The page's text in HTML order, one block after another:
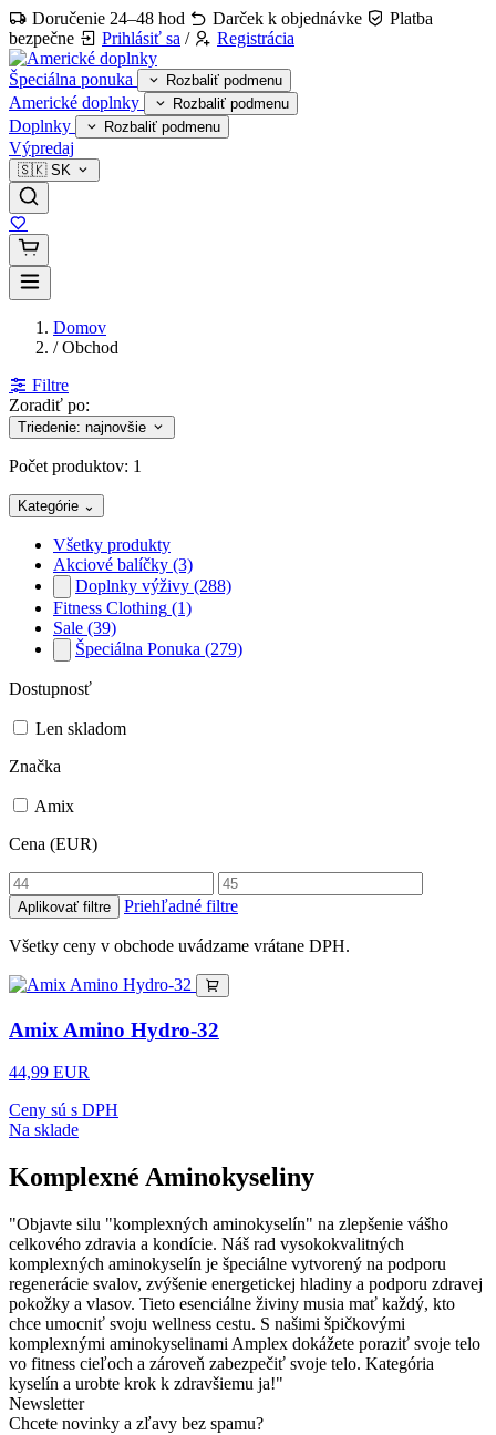
Doručenie 24–48 hod Darček k objednávke
Platba
bezpečne
Prihlásiť sa / Registrácia
Špeciálna ponuka Rozbaliť podmenu
Americké doplnky Rozbaliť podmenu
Doplnky Rozbaliť podmenu
Výpredaj
🇸🇰 SK
Domov
/ Obchod
Filtre
Zoradiť po:
Triedenie: najnovšie
Počet produktov: 1
Kategórie ⌄
Všetky produkty
Akciové balíčky (3)
Doplnky výživy (288)
Fitness Clothing (1)
Sale (39)
Špeciálna Ponuka (279)
Dostupnosť
Len skladom
Značka
Amix
Cena (EUR)
Aplikovať filtre Priehľadné filtre
Všetky ceny v obchode uvádzame vrátane DPH.
Amix Amino Hydro-32
44,99 EUR
Ceny sú s DPH
Na sklade
Komplexné Aminokyseliny
"Objavte silu "komplexných aminokyselín" na zlepšenie vášho
celkového zdravia a kondície. Náš rad vysokokvalitných
komplexných aminokyselín je špeciálne vytvorený na podporu
regenerácie svalov, zvýšenie energetickej hladiny a podporu zdravej
pokožky a vlasov. Tieto esenciálne živiny musia mať každý, kto
chce umocniť svoju wellness cestu. S našimi špičkovými
komplexnými aminokyselinami Amplex dokážete poraziť svoje telo
vo fitness cieľoch a zároveň zabezpečiť svoje telo. Kategória
kyselín a urobte krok k zdravšiemu ja!"
Newsletter
Chcete novinky a zľavy bez spamu?